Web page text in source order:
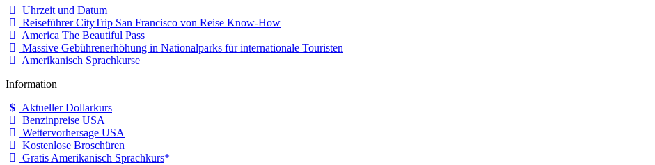
Uhrzeit und Datum
Reiseführer CityTrip San Francisco von Reise Know-How
America The Beautiful Pass
Massive Gebührenerhöhung in Nationalparks für internationale Touristen
Amerikanisch Sprachkurse
Information
Aktueller Dollarkurs
Benzinpreise USA
Wettervorhersage USA
Kostenlose Broschüren
Gratis Amerikanisch Sprachkurs